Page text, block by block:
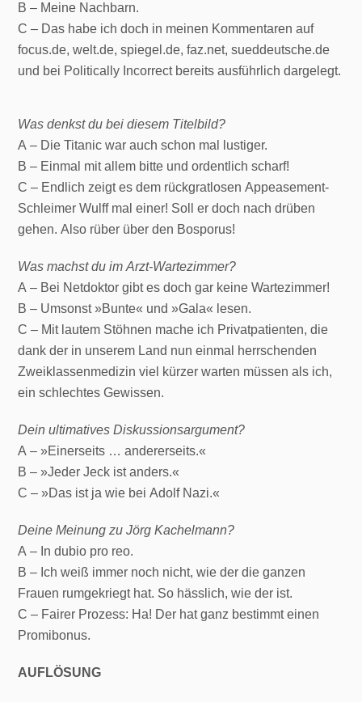
B – Meine Nachbarn.
C – Das habe ich doch in meinen Kommentaren auf
focus.de, welt.de, spiegel.de, faz.net, sueddeutsche.de
und bei Politically Incorrect bereits ausführlich dargelegt.
Was denkst du bei diesem Titelbild?
A – Die Titanic war auch schon mal lustiger.
B – Einmal mit allem bitte und ordentlich scharf!
C – Endlich zeigt es dem rückgratlosen Appeasement-
Schleimer Wulff mal einer! Soll er doch nach drüben
gehen. Also rüber über den Bosporus!
Was machst du im Arzt-Wartezimmer?
A – Bei Netdoktor gibt es doch gar keine Wartezimmer!
B – Umsonst »Bunte« und »Gala« lesen.
C – Mit lautem Stöhnen mache ich Privatpatienten, die
dank der in unserem Land nun einmal herrschenden
Zweiklassenmedizin viel kürzer warten müssen als ich,
ein schlechtes Gewissen.
Dein ultimatives Diskussionsargument?
A – »Einerseits … andererseits.«
B – »Jeder Jeck ist anders.«
C – »Das ist ja wie bei Adolf Nazi.«
Deine Meinung zu Jörg Kachelmann?
A – In dubio pro reo.
B – Ich weiß immer noch nicht, wie der die ganzen
Frauen rumgekriegt hat. So hässlich, wie der ist.
C – Fairer Prozess: Ha! Der hat ganz bestimmt einen
Promibonus.
AUFLÖSUNG